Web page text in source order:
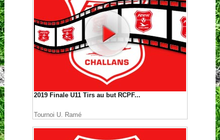
2019 Finale U11 Tirs au but RCPF...
Tournoi U. Ramé